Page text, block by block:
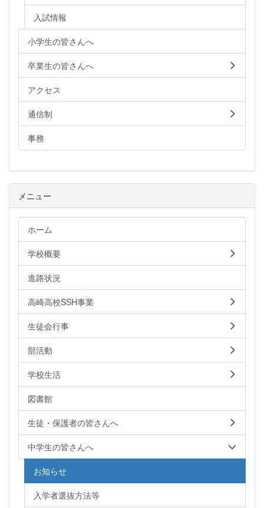
入試情報
小学生の皆さんへ
卒業生の皆さんへ
アクセス
通信制
事務
メニュー
ホーム
学校概要
進路状況
高崎高校SSH事業
生徒会行事
部活動
学校生活
図書館
生徒・保護者の皆さんへ
中学生の皆さんへ
お知らせ
入学者選抜方法等